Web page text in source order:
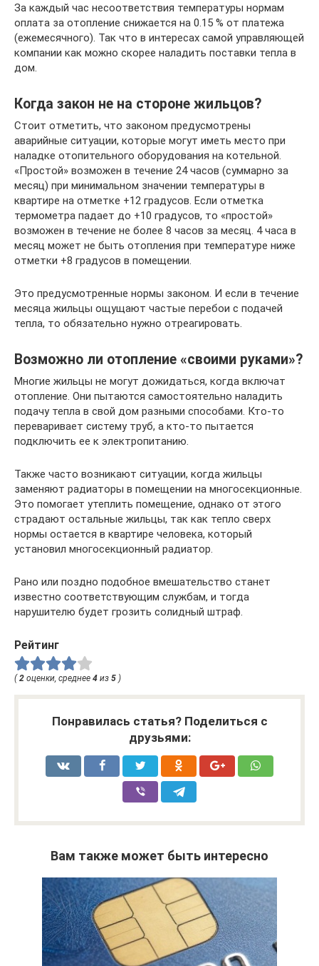
За каждый час несоответствия температуры нормам
оплата за отопление снижается на 0.15 % от платежа
(ежемесячного). Так что в интересах самой управляющей
компании как можно скорее наладить поставки тепла в
дом.
Когда закон не на стороне жильцов?
Стоит отметить, что законом предусмотрены
аварийные ситуации, которые могут иметь место при
наладке отопительного оборудования на котельной.
«Простой» возможен в течение 24 часов (суммарно за
месяц) при минимальном значении температуры в
квартире на отметке +12 градусов. Если отметка
термометра падает до +10 градусов, то «простой»
возможен в течение не более 8 часов за месяц. 4 часа в
месяц может не быть отопления при температуре ниже
отметки +8 градусов в помещении.
Это предусмотренные нормы законом. И если в течение
месяца жильцы ощущают частые перебои с подачей
тепла, то обязательно нужно отреагировать.
Возможно ли отопление «своими руками»?
Многие жильцы не могут дожидаться, когда включат
отопление. Они пытаются самостоятельно наладить
подачу тепла в свой дом разными способами. Кто-то
переваривает систему труб, а кто-то пытается
подключить ее к электропитанию.
Также часто возникают ситуации, когда жильцы
заменяют радиаторы в помещении на многосекционные.
Это помогает утеплить помещение, однако от этого
страдают остальные жильцы, так как тепло сверх
нормы остается в квартире человека, который
установил многосекционный радиатор.
Рано или поздно подобное вмешательство станет
известно соответствующим службам, и тогда
нарушителю будет грозить солидный штраф.
Рейтинг
( 2 оценки, среднее 4 из 5 )
Понравилась статья? Поделиться с
друзьями:
Вам также может быть интересно